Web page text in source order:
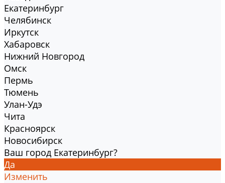
Екатеринбург
Челябинск
Иркутск
Хабаровск
Нижний Новгород
Омск
Пермь
Тюмень
Улан-Удэ
Чита
Красноярск
Новосибирск
Ваш город Екатеринбург?
Да
Изменить